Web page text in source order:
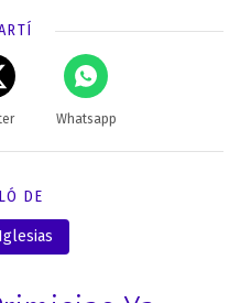
Whatsapp
DE